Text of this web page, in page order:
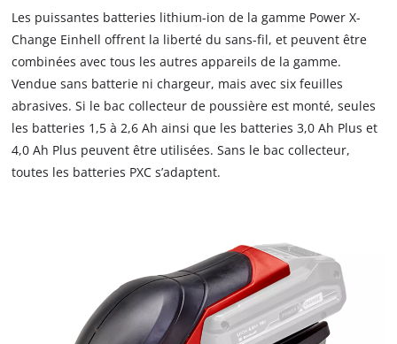
Les puissantes batteries lithium-ion de la gamme Power X-
Change Einhell offrent la liberté du sans-fil, et peuvent être
combinées avec tous les autres appareils de la gamme.
Vendue sans batterie ni chargeur, mais avec six feuilles
abrasives. Si le bac collecteur de poussière est monté, seules
les batteries 1,5 à 2,6 Ah ainsi que les batteries 3,0 Ah Plus et
4,0 Ah Plus peuvent être utilisées. Sans le bac collecteur,
toutes les batteries PXC s’adaptent.